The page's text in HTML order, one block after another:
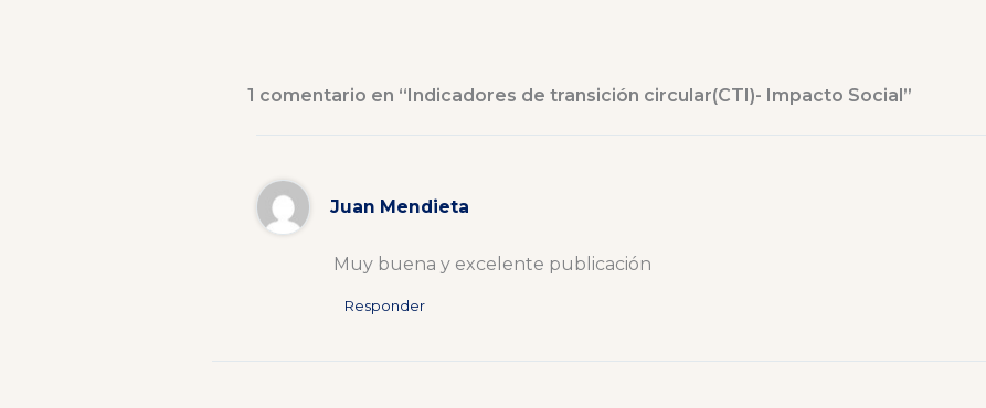
1 comentario en “Indicadores de transición circular(CTI)- Impacto Social”
Juan Mendieta
Muy buena y excelente publicación
Responder